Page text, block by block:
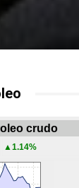
crudo
▲1.14%